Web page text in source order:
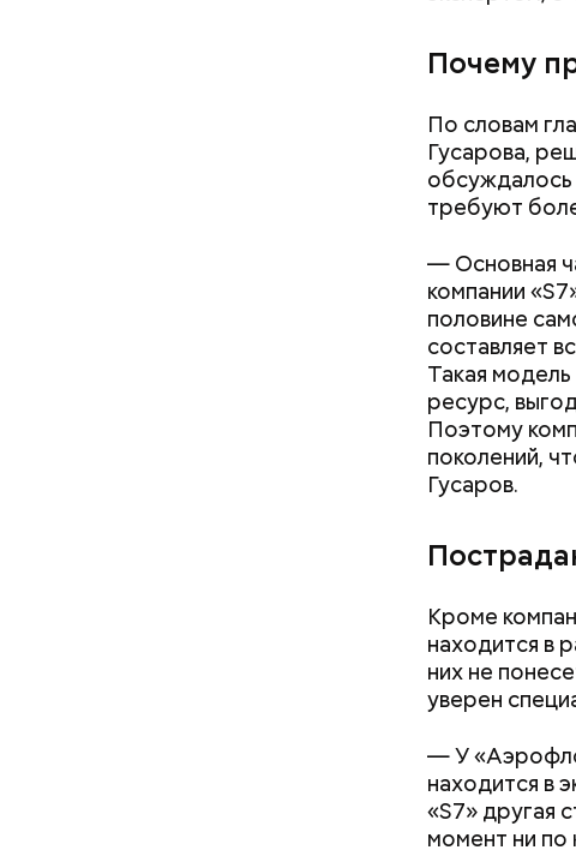
Почему
По словам
Гусарова,
требуют
— Основная
компании
половине
составляет
Такая
ресурс,
Поэтому
поколений,
Гусаров.
Кроме
находится в
них не
уверен
— У
находится в
«S7» другая
момент ни по
Спагетти
с
лишним